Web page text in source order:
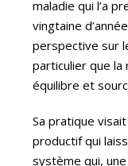
maladie qui l’a
vingtaine
perspective sur
particulier que la
équilibre et
Sa pratique
productif qui
système qui,